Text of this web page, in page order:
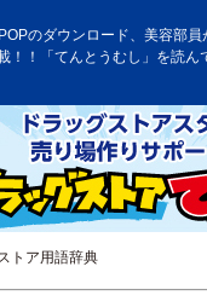
のダウンロード、美容部員
！「てんとうむし」を読ん
ア用語辞典